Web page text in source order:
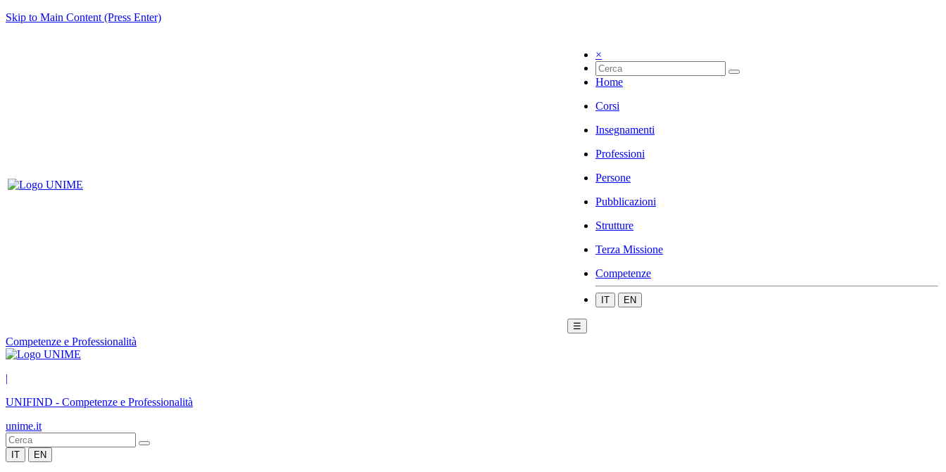
Skip to Main Content (Press Enter)
×
Home
Corsi
Insegnamenti
Professioni
Persone
Pubblicazioni
Strutture
Terza Missione
Competenze
IT EN
☰
Competenze e Professionalità
|
UNIFIND - Competenze e Professionalità
unime.it
IT EN